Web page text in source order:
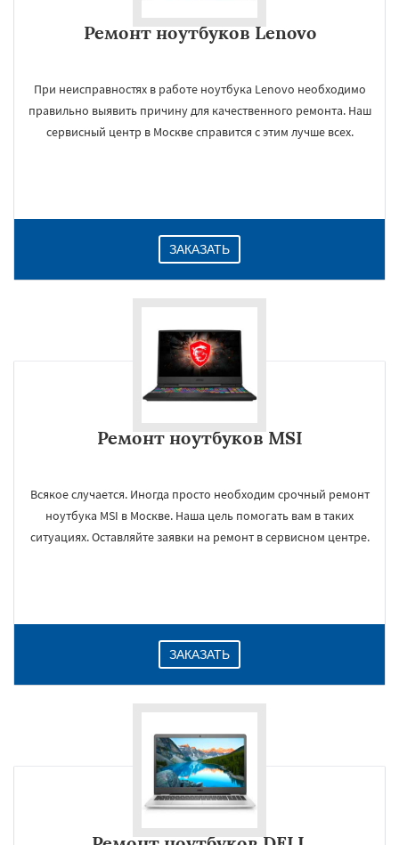
Ремонт ноутбуков Lenovo
При неисправностях в работе ноутбука Lenovo необходимо
правильно выявить причину для качественного ремонта. Наш
сервисный центр в Москве справится с этим лучше всех.
ЗАКАЗАТЬ
Ремонт ноутбуков MSI
Всякое случается. Иногда просто необходим срочный ремонт
ноутбука MSI в Москве. Наша цель помогать вам в таких
ситуациях. Оставляйте заявки на ремонт в сервисном центре.
ЗАКАЗАТЬ